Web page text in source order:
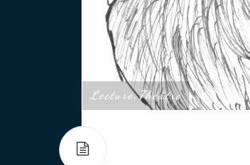
Lecture,Théâtre